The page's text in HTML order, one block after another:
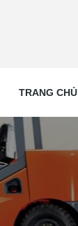
TRANG CHỦ